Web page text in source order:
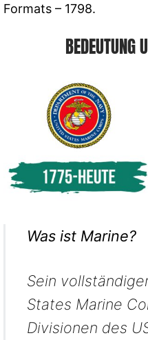
Formats – 1798.
BEDEUTUNG
Was ist Marine?
Sein
States Marine
Divisionen des